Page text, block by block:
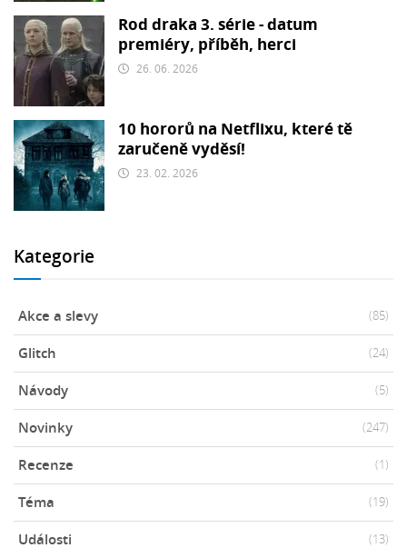
Rod draka 3. série - datum
premiéry, příběh, herci
26. 06. 2026
10 hororů na Netflixu, které tě
zaručeně vyděsí!
23. 02. 2026
Kategorie
Akce a slevy (85)
Glitch (24)
Návody (5)
Novinky (247)
Recenze (1)
Téma (19)
Události (13)